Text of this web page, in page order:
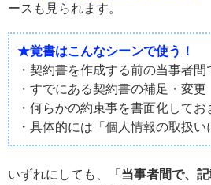
ースも見られます。
★覚書はこんなシーンで使う！
・契約書を作成する前の当事者
・すでにある契約書の補足・変更
・何らかの約束事を書面化してお
・具体的には「個人情報の取扱
いずれにしても、
「当事者間で、